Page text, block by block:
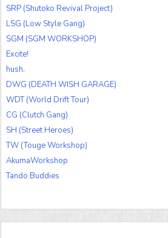
SRP (Shutoko Revival Project)
LSG (Low Style Gang)
SGM (SGM WORKSHOP)
Excite!
hush.
DWG (DEATH WISH GARAGE)
WDT (World Drift Tour)
CG (Clutch Gang)
SH (Street Heroes)
TW (Touge Workshop)
AkumaWorkshop
Tando Buddies